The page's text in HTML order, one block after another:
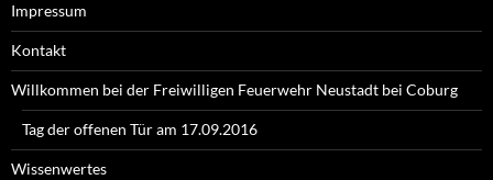
Impressum
Kontakt
Willkommen bei der Freiwilligen Feuerwehr Neustadt bei Coburg
Tag der offenen Tür am 17.09.2016
Wissenwertes